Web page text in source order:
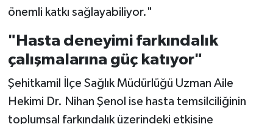
önemli katkı sağlayabiliyor."
"Hasta deneyimi farkındalık
çalışmalarına güç katıyor"
Şehitkamil İlçe Sağlık Müdürlüğü Uzman Aile
Hekimi Dr. Nihan Şenol ise hasta temsilciliğinin
toplumsal farkındalık üzerindeki etkisine